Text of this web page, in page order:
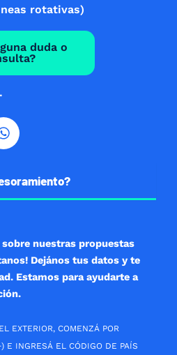
rotativas)
duda o
W
h
a
s
nuestras propuestas
Dejános tus datos y te
Estamos para ayudarte a
EXTERIOR, COMENZÁ POR
E INGRESÁ EL CÓDIGO DE PAÍS